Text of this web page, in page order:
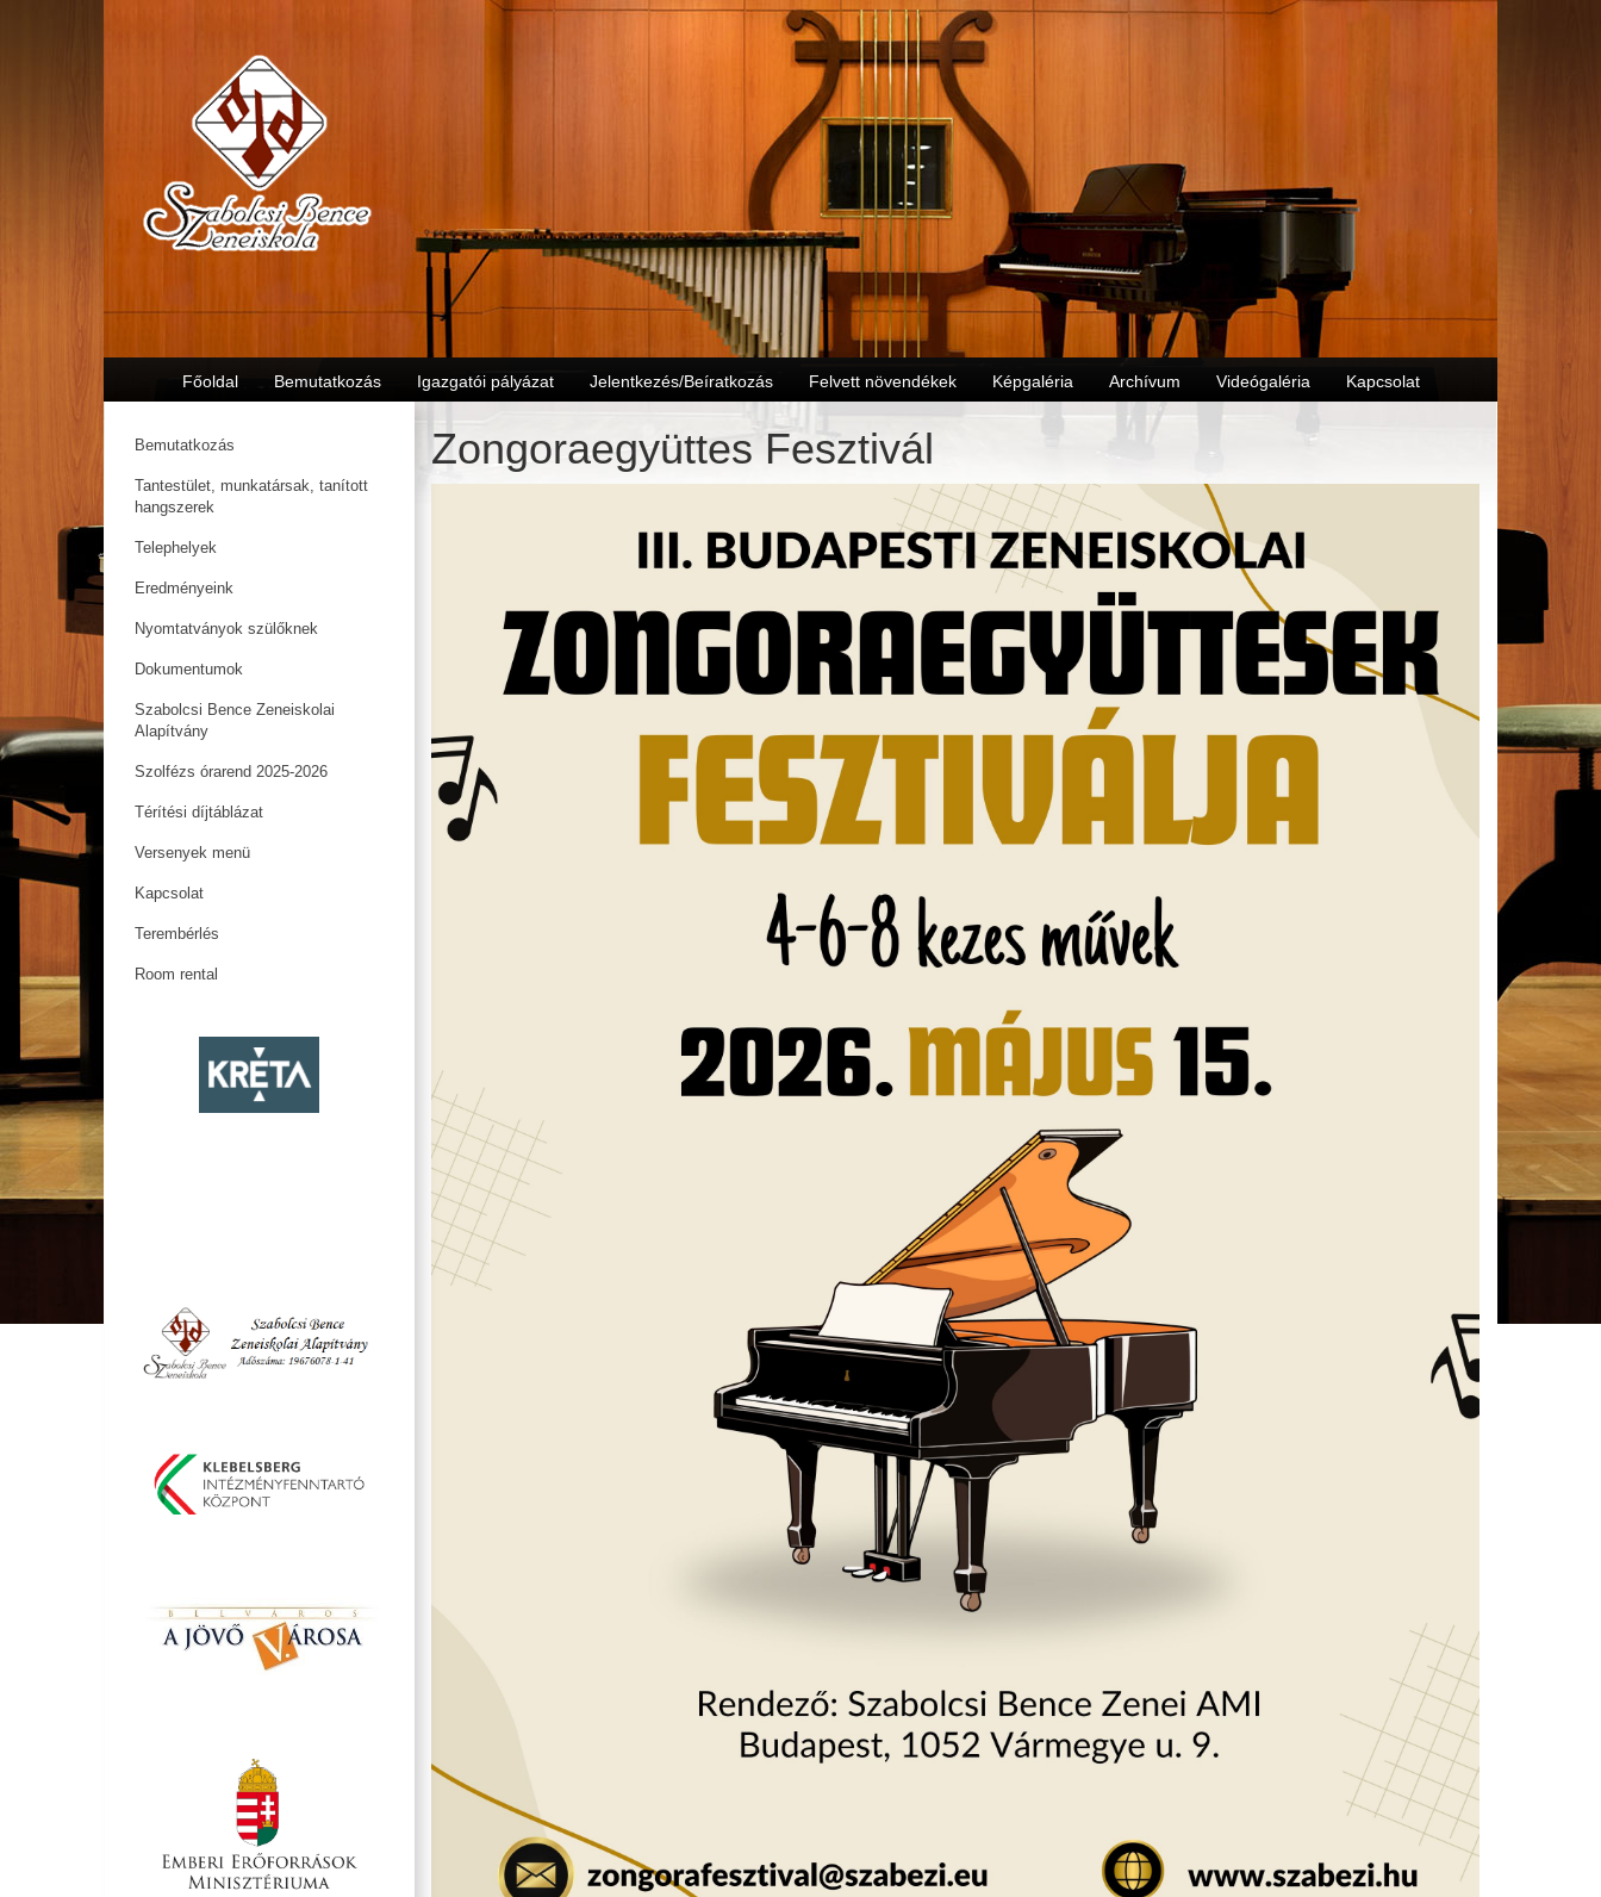
Bemutatkozás
Tantestület, munkatársak, tanított
hangszerek
Telephelyek
Eredményeink
Nyomtatványok szülőknek
Dokumentumok
Szabolcsi Bence Zeneiskolai
Alapítvány
Szolfézs órarend 2025-2026
Térítési díjtáblázat
Versenyek menü
Kapcsolat
Terembérlés
Room rental
Főoldal Bemutatkozás Igazgatói pályázat Jelentkezés/Beíratkozás Felvett növendékek Képgaléria Archívum Videógaléria Kapcsolat
Zongoraegyüttes Fesztivál